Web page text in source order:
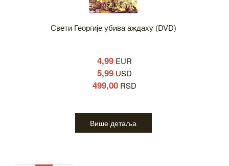
Свети Георгије убива аждаху (DVD)
4,99 EUR
5,99 USD
499,00 RSD
Више детаља